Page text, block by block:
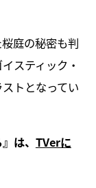
庭の秘密も判
スティック・
トとなってい
は、 TVerに